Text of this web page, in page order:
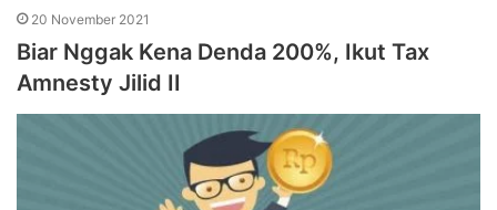
20 November 2021
Biar Nggak Kena Denda 200%, Ikut Tax
Amnesty Jilid II